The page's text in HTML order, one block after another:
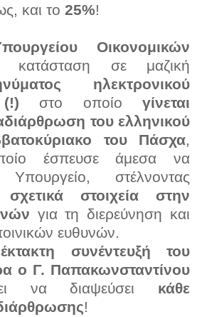
και το 25%!
Οικονομικών
κατάσταση σε μαζική
ηλεκτρονικού
στο οποίο γίνεται
του ελληνικού
του Πάσχα
έσπευσε άμεσα να
στέλνοντας
σχετικά στοιχεία στην
για τη διερεύνηση και
ευθυνών.
έκτακτη συνέντευξή του
ο Γ. Παπακωνσταντίνου
να διαψεύσει κάθε
!